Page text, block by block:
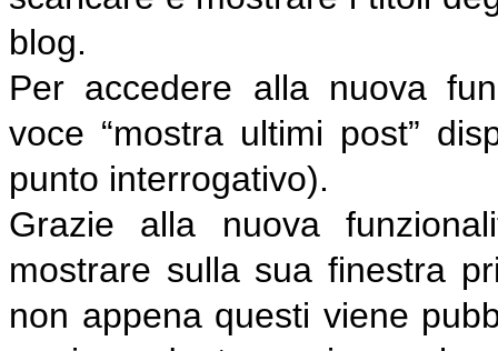
blog.
Per accedere alla nuova
voce “mostra ultimi post”
punto interrogativo).
Grazie alla nuova
mostrare sulla sua finestra
non appena questi viene